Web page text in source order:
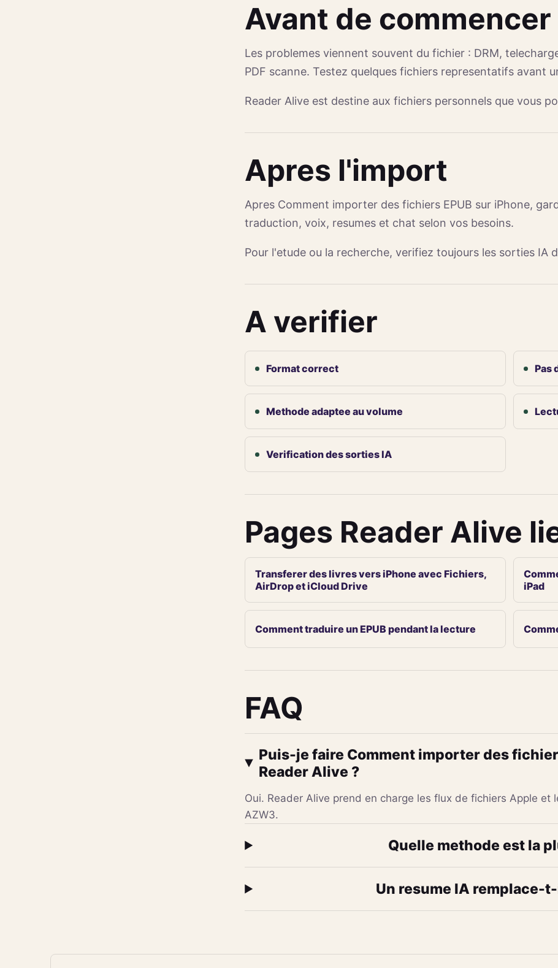
Avant de commencer
Les problemes viennent souvent du fichier : DRM,
PDF scanne. Testez quelques fichiers representatifs avant
Reader Alive est destine aux fichiers personnels que vous
Apres l'import
Apres Comment importer des fichiers EPUB sur iPhone,
traduction, voix, resumes et chat selon vos besoins.
Pour l'etude ou la recherche, verifiez toujours les sorties IA
A verifier
Format correct Pas
Methode adaptee au volume
Verification des sorties IA
Pages Reader Alive
Transferer des livres vers iPhone avec Fichiers,
AirDrop et iCloud Drive
iPad
Comment traduire un EPUB pendant la lecture
FAQ
Puis-je faire Comment importer des
Reader Alive ?
Oui. Reader Alive prend en charge les flux de fichiers Apple et
AZW3.
Quelle methode est la
Un resume IA remplace-